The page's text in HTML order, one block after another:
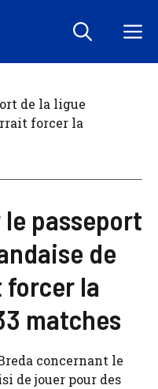
passeport
de
la
matches
concernant le
de jouer pour des